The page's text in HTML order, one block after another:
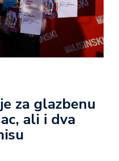
za glazbenu
ali i dva